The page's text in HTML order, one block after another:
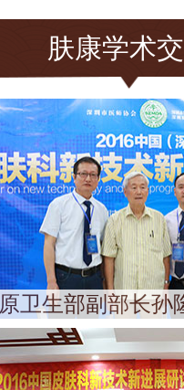
肤康学术
原卫生部副部长孙